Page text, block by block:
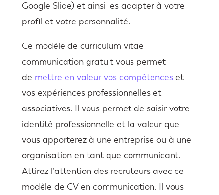
Google Slide) et ainsi les adapter à votre
profil et votre personnalité.
Ce modèle de curriculum vitae
communication gratuit vous permet
de mettre en valeur vos compétences et
vos expériences professionnelles et
associatives. Il vous permet de saisir votre
identité professionnelle et la valeur que
vous apporterez à une entreprise ou à une
organisation en tant que communicant.
Attirez l’attention des recruteurs avec ce
modèle de CV en communication. Il vous